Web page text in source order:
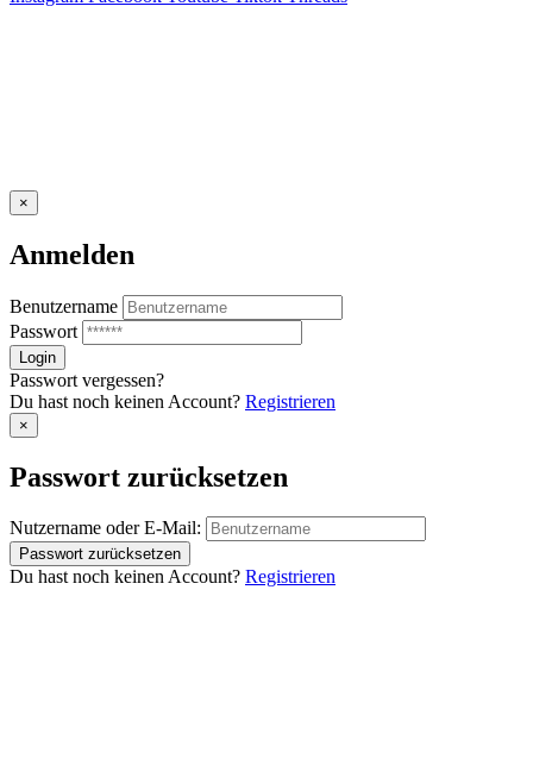
×
Anmelden
Benutzername
Passwort
Passwort vergessen?
Du hast noch keinen Account? Registrieren
×
Passwort zurücksetzen
Nutzername oder E-Mail:
Du hast noch keinen Account? Registrieren